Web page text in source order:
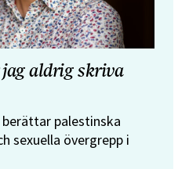
jag aldrig skriva
berättar palestinska
sexuella övergrepp i